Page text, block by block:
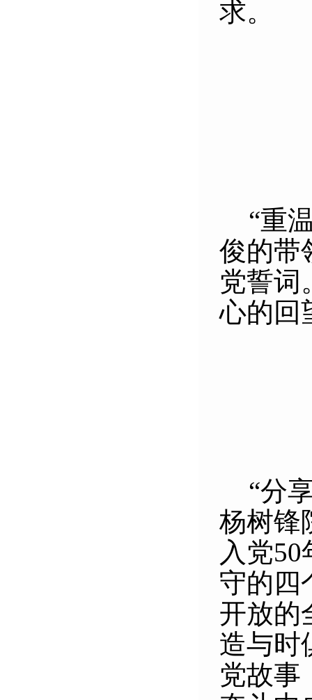
求。
“重
俊的带
党誓词
心的回
“分
杨树锋
入党50
守的四
开放的
造与时
党故事